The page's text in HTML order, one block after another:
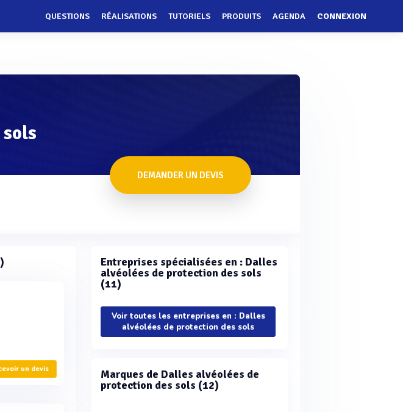
QUESTIONS RÉALISATIONS TUTORIELS PRODUITS AGENDA CONNEXION
DEMANDER UN DEVIS
un devis
Entreprises spécialisées en : Dalles
alvéolées de protection des sols
(11)
Voir toutes les entreprises en : Dalles
alvéolées de protection des sols
Marques de Dalles alvéolées de
protection des sols (12)